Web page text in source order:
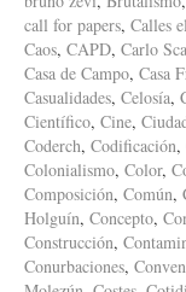
call for papers, Calles
Caos, CAPD, Carlo
Casa de Campo, Casa
Casualidades, Celosía,
Científico, Cine,
Coderch, Codificación,
Colonialismo, Color,
Composición, Común,
Holguín, Concepto,
Construcción,
Conurbaciones,